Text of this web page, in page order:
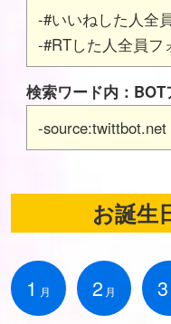
-#いいねした人全
-#RTした人全員フ
検索ワード内：
-source:twittbot.net
お誕生
1 月 2 月 3